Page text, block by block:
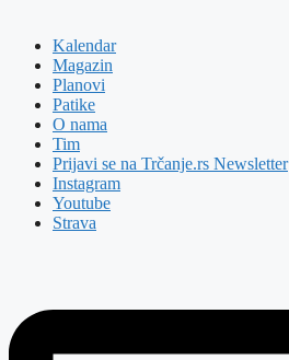
Kalendar
Magazin
Planovi
Patike
O nama
Tim
Prijavi se na Trčanje.rs Newsletter
Instagram
Youtube
Strava